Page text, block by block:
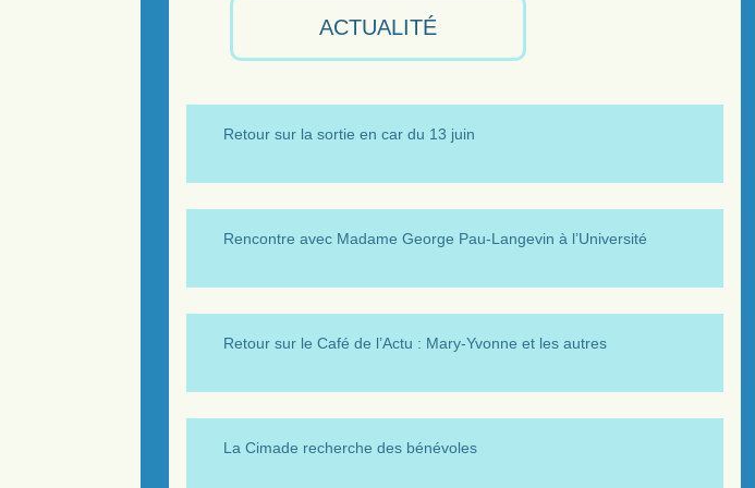
ACTUALITÉ
Retour sur la sortie en car du 13 juin
Rencontre avec Madame George Pau-Langevin à l’Université
Retour sur le Café de l’Actu : Mary-Yvonne et les autres
La Cimade recherche des bénévoles